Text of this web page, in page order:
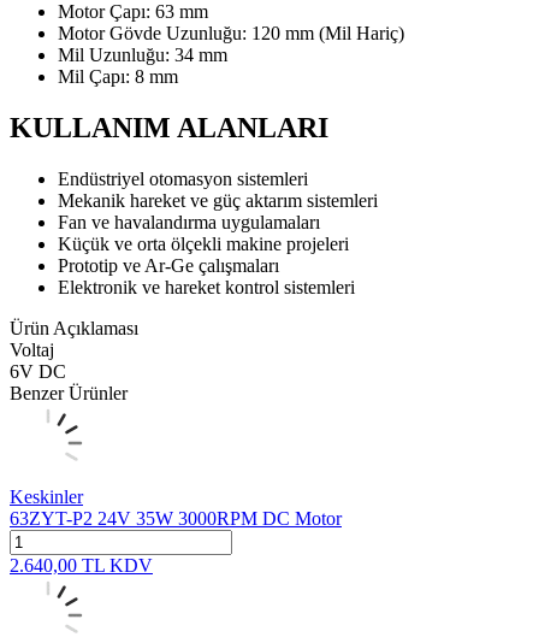
Motor Çapı: 63 mm
Motor Gövde Uzunluğu: 120 mm (Mil Hariç)
Mil Uzunluğu: 34 mm
Mil Çapı: 8 mm
KULLANIM ALANLARI
Endüstriyel otomasyon sistemleri
Mekanik hareket ve güç aktarım sistemleri
Fan ve havalandırma uygulamaları
Küçük ve orta ölçekli makine projeleri
Prototip ve Ar-Ge çalışmaları
Elektronik ve hareket kontrol sistemleri
Ürün Açıklaması
Voltaj
6V DC
Benzer Ürünler
Keskinler
63ZYT-P2 24V 35W 3000RPM DC Motor
2.640,00 TL KDV